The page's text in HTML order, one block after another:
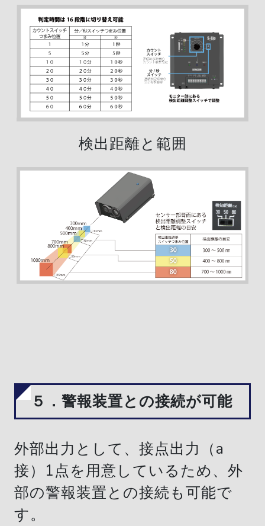
検出距離と範囲
５．警報装置との接続が可能
外部出力として、接点出力（a
接）1点を用意しているため、外
部の警報装置との接続も可能で
す。